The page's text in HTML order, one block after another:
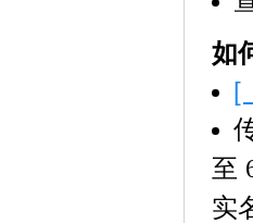
如
[
至
实